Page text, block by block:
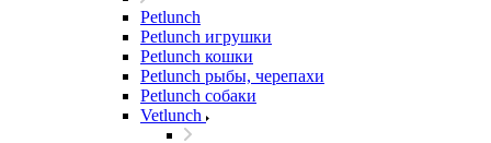
Petlunch
Petlunch игрушки
Petlunch кошки
Petlunch рыбы, черепахи
Petlunch собаки
Vetlunch